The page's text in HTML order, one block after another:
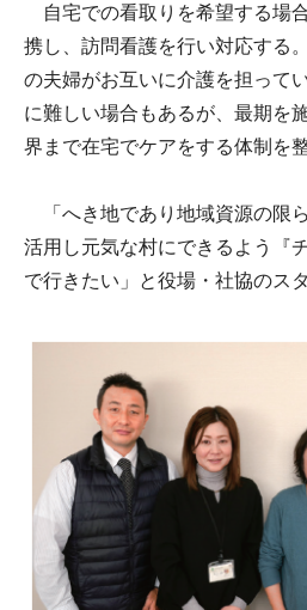
自宅での看取りを希望する場
携し、訪問看護を行い対応する
の夫婦がお互いに介護を担って
に難しい場合もあるが、最期を
界まで在宅でケアをする体制を
「へき地であり地域資源の限
活用し元気な村にできるよう『
で行きたい」と役場・社協のス